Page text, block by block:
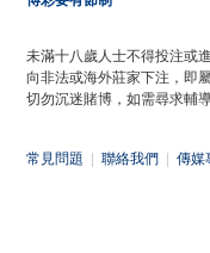
未滿十八歲人士不得投注或
向非法或海外莊家下注，即
切勿沉迷賭博，如需尋求輔
常見問題 聯絡我們 傳媒